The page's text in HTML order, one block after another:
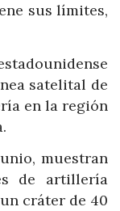
sus límites,
satelital de
en la región
muestran
de artillería
cráter de 40